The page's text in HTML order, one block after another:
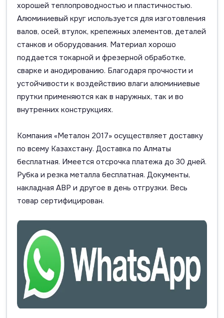
хорошей теплопроводностью и пластичностью.
Алюминиевый круг используется для изготовления
валов, осей, втулок, крепежных элементов, деталей
станков и оборудования. Материал хорошо
поддается токарной и фрезерной обработке,
сварке и анодированию. Благодаря прочности и
устойчивости к воздействию влаги алюминиевые
прутки применяются как в наружных, так и во
внутренних конструкциях.
Компания «Металон 2017» осуществляет доставку
по всему Казахстану. Доставка по Алматы
бесплатная. Имеется отсрочка платежа до 30 дней.
Рубка и резка металла бесплатная. Документы,
накладная АВР и другое в день отгрузки. Весь
товар сертифицирован.